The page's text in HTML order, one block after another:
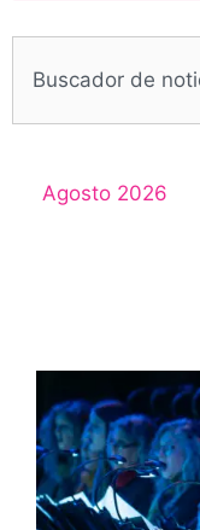
Agosto 2026